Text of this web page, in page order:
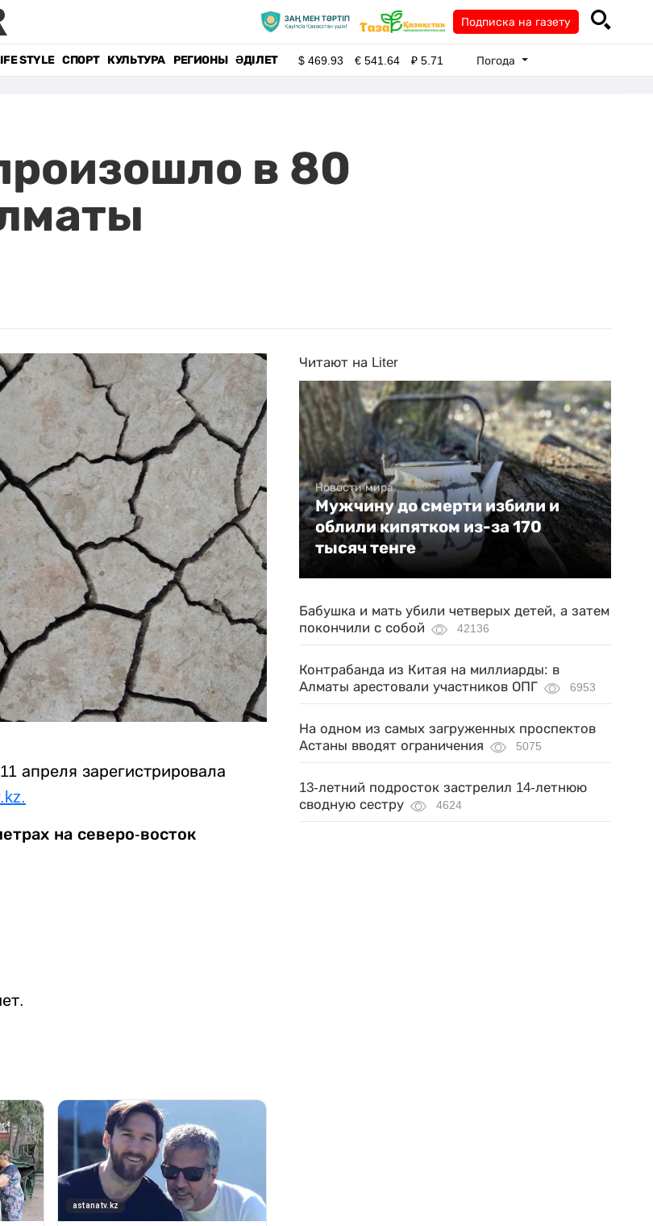
Подписка на газету
STYLE СПОРТ КУЛЬТУРА РЕГИОНЫ ӘДІЛЕТ $469.93 €541.64 ₽5.71 Погода
в 80
апреля зарегистрировала
на северо-восток
Читают на Liter
Новости мира
Мужчину до смерти избили и
облили кипятком из-за 170
тысяч тенге
Бабушка и мать убили четверых детей, а затем
покончили с собой
42136
Контрабанда из Китая на миллиарды: в
Алматы арестовали участников ОПГ
6953
На одном из самых загруженных проспектов
Астаны вводят ограничения
5075
13-летний подросток застрелил 14-летнюю
сводную сестру
4624